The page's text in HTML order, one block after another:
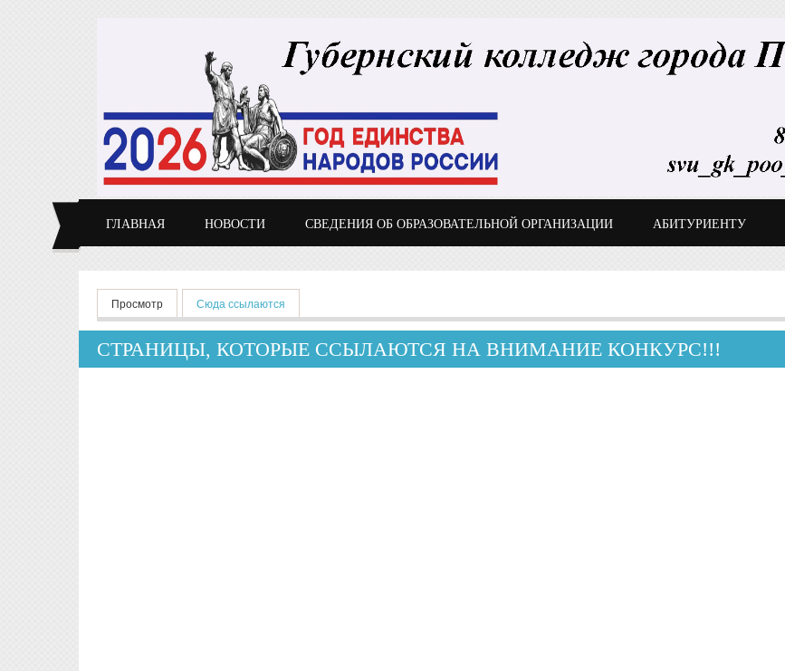
ГЛАВНАЯ НОВОСТИ СВЕДЕНИЯ ОБ ОБРАЗОВАТЕЛЬНОЙ ОРГАНИЗАЦИИ АБИТУРИЕНТУ
Главные вкладки
Просмотр Сюда ссылаются
СТРАНИЦЫ, КОТОРЫЕ ССЫЛАЮТСЯ НА ВНИМАНИЕ КОНКУРС!!!